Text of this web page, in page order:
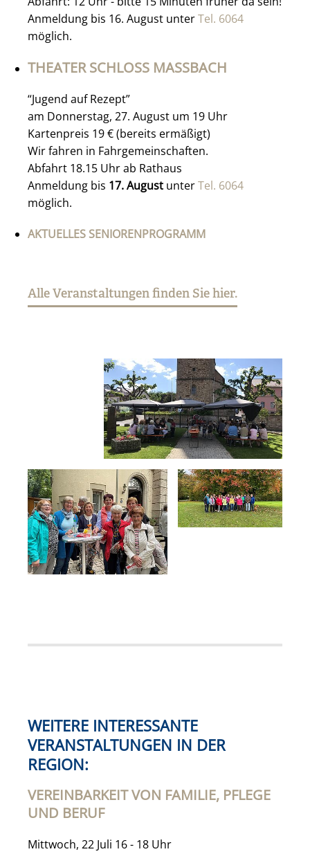
Anmeldung bis 16. August unterTel. 6064
möglich.
THEATER SCHLOSS MASSBACH
“Jugend auf Rezept”
am Donnerstag, 27. August um 19 Uhr
Kartenpreis 19 € (bereits ermäßigt)
Wir fahren in Fahrgemeinschaften.
Abfahrt 18.15 Uhr ab Rathaus
Anmeldung bis 17. August unterTel. 6064
möglich.
AKTUELLES SENIORENPROGRAMM
Alle Veranstaltungen finden Sie hier.
WEITERE INTERESSANTE
VERANSTALTUNGEN IN DER
REGION:
VEREINBARKEIT VON FAMILIE, PFLEGE
UND BERUF
Mittwoch, 22 Juli 16 - 18 Uhr